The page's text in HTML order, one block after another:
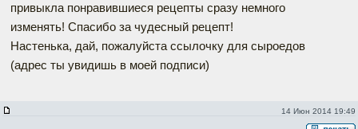
привыкла понравившиеся рецепты сразу немного
изменять! Спасибо за чудесный рецепт!
Настенька, дай, пожалуйста ссылочку для сыроедов
(адрес ты увидишь в моей подписи)
14 Июн 2014 19:49